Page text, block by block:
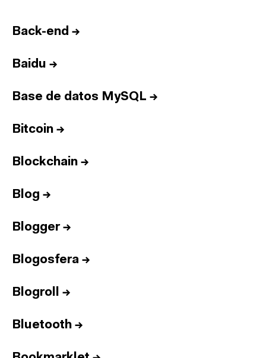
Back-end →
Baidu →
Base de datos MySQL →
Bitcoin →
Blockchain →
Blog →
Blogger→
Blogosfera →
Blogroll →
Bluetooth →